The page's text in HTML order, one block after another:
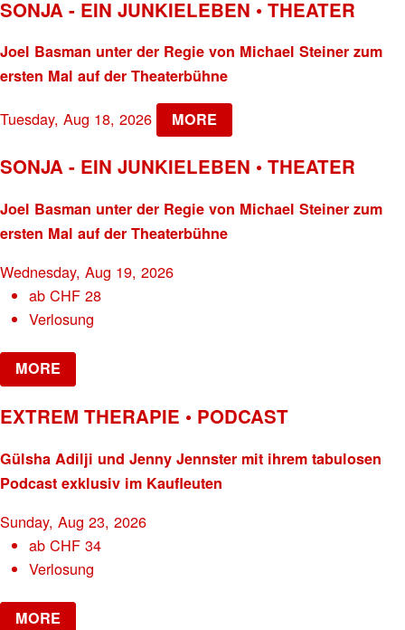
SONJA - EIN JUNKIELEBEN • THEATER
Joel Basman unter der Regie von Michael Steiner zum
ersten Mal auf der Theaterbühne
Tuesday, Aug 18, 2026 MORE
SONJA - EIN JUNKIELEBEN • THEATER
Joel Basman unter der Regie von Michael Steiner zum
ersten Mal auf der Theaterbühne
Wednesday, Aug 19, 2026
abCHF 28
Verlosung
MORE
EXTREM THERAPIE • PODCAST
Gülsha Adilji und Jenny Jennster mit ihrem tabulosen
Podcast exklusiv im Kaufleuten
Sunday, Aug 23, 2026
abCHF 34
Verlosung
MORE